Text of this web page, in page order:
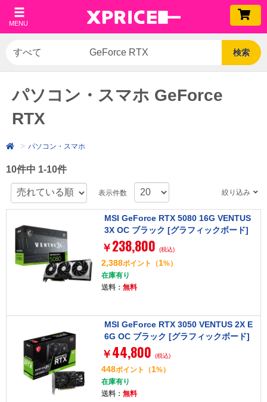
MENU
検索
パソコン・スマホ GeForce
RTX
パソコン・スマホ
10件中 1-10件
表示件数 絞り込み
MSI GeForce RTX 5080 16G VENTUS
3X OC ブラック [グラフィックボード]
￥ 238,800 (税込)
2,388ポイント （1%）
在庫有り
送料： 無料
MSI GeForce RTX 3050 VENTUS 2X E
6G OC ブラック [グラフィックボード]
￥ 44,800 (税込)
448ポイント （1%）
在庫有り
送料： 無料